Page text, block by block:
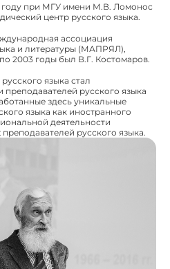
году при МГУ имени М.В. Ломонос
центр русского языка.
ассоциация
и литературы (МАПРЯЛ),
2003 годы был В.Г. Костомаров.
языка стал
преподавателей русского языка
здесь уникальные
языка как иностранного
деятельности
русского языка.